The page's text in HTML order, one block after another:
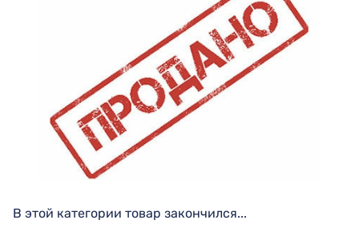
В этой категории товар закончился...